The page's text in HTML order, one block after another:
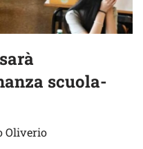
scuola-
Oliverio